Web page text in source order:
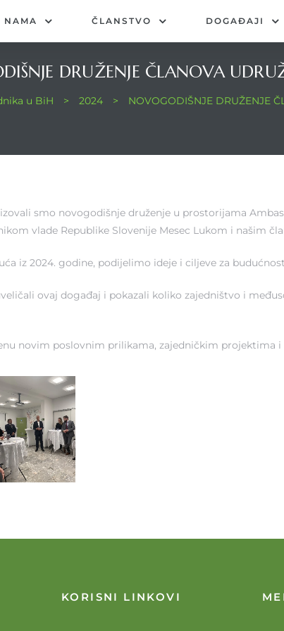
NAMA ČLANSTVO DOGAĐAJI
DRUŽENJE ČLANOVA
u BiH > 2024 > NOVOGODIŠNJE DRUŽENJE
smo novogodišnje druženje u prostorijama
vlade Republike Slovenije Mesec Lukom i našim
iz 2024. godine, podijelimo ideje i ciljeve za
ovaj događaj i pokazali koliko zajedništvo i
novim poslovnim prilikama, zajedničkim projektima
KORISNI LINKOVI